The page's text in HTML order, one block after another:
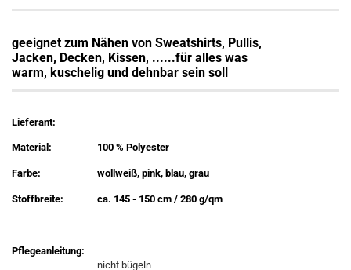
geeignet zum Nähen von Sweatshirts, Pullis,
Jacken, Decken, Kissen, ......für alles was
warm, kuschelig und dehnbar sein soll
Lieferant:
Material: 100 % Polyester
Farbe: wollweiß, pink, blau, grau
Stoffbreite: ca. 145 - 150 cm / 280 g/qm
Pflegeanleitung:
nicht bügeln